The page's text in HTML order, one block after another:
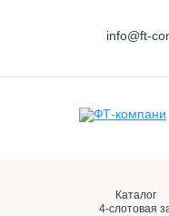
info@ft-
Каталог
4-слотовая